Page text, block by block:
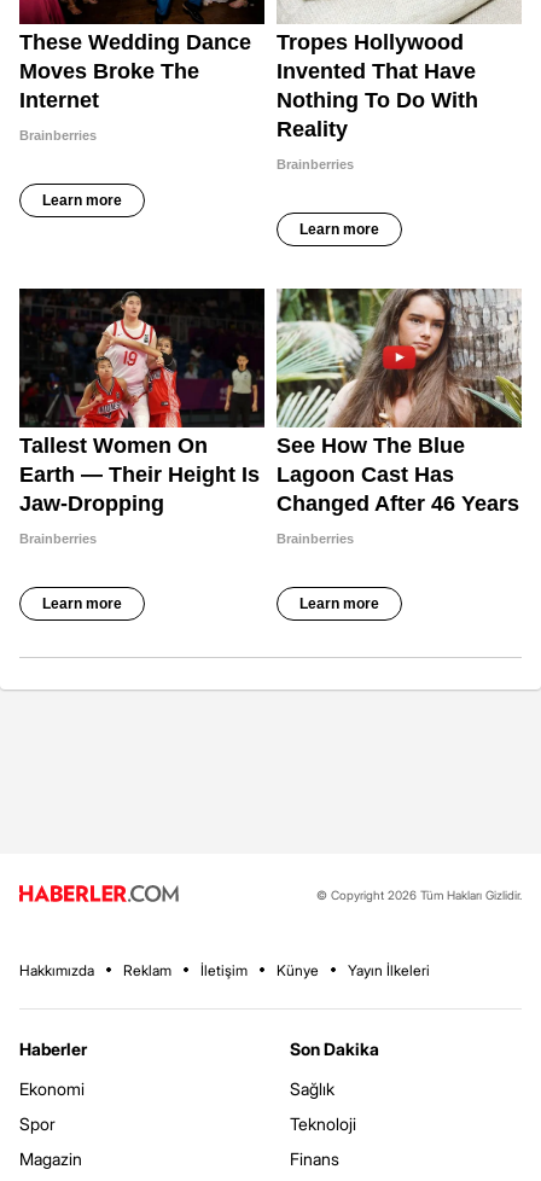
© Copyright 2026 Tüm Hakları Gizlidir.
Hakkımızda Reklam İletişim Künye Yayın İlkeleri
Haberler
Ekonomi
Spor
Magazin
Son Dakika
Sağlık
Teknoloji
Finans